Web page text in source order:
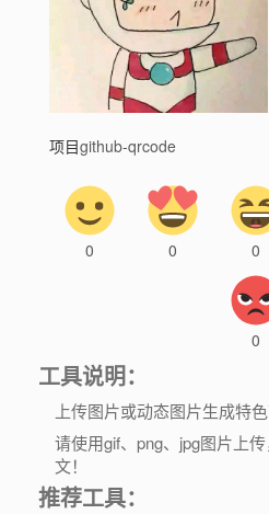
项目github-qrcode
0 0 0
0
工具说明：
上传图片或动态图片生成特
请使用gif、png、jpg图片上
文！
推荐工具：